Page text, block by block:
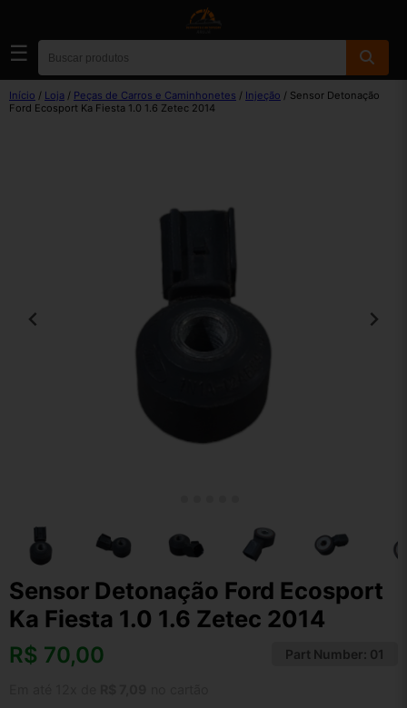
☰
Início / Loja / Peças de Carros e Caminhonetes / Injeção / Sensor Detonação
Ford Ecosport Ka Fiesta 1.0 1.6 Zetec 2014
Sensor Detonação Ford Ecosport
Ka Fiesta 1.0 1.6 Zetec 2014
R$ 70,00 Part Number: 01